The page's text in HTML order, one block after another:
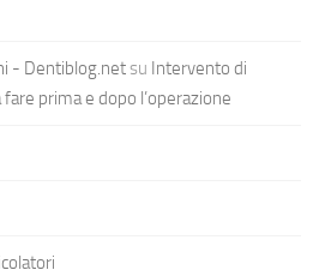
- Dentiblog.netsu Intervento di
prima e dopo l’operazione